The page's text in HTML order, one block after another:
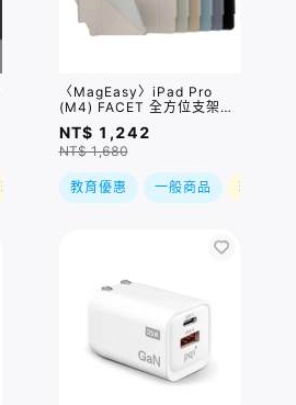
現折
〈MagEasy〉iPad Pro
(M4) FACET 全方位支架透
明背蓋保護套 / 多款
NT$ 1,242
NT$ 1,680
教育優惠 一般商品 現折